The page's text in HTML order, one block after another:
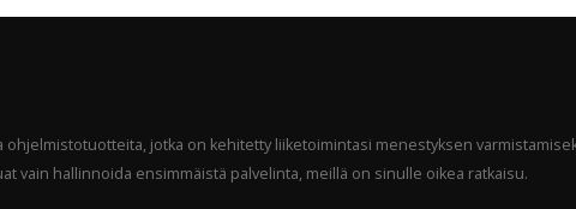
jotka on kehitetty liiketoimintasi menestyksen
vain hallinnoida ensimmäistä palvelinta, meillä on sinulle oikea ratkaisu.